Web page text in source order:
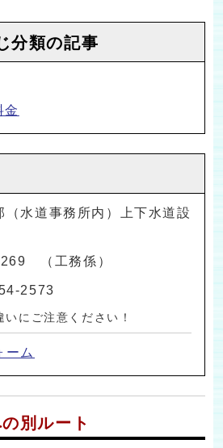
分類の記事
金
（水道事務所内）上下水道設
（工務係）
2573
にご注意ください！
ーム
別ルート